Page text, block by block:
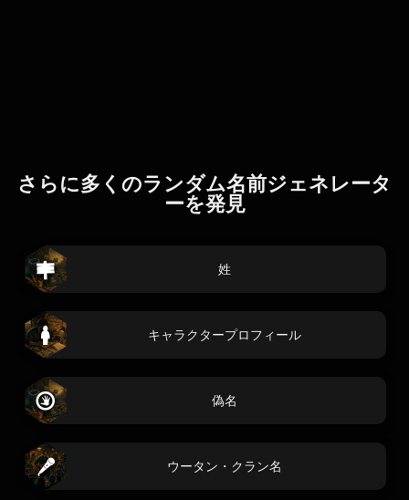
さらに多くのランダム名前ジェネレータ
ーを発見
姓
キャラクタープロフィール
偽名
ウータン・クラン名